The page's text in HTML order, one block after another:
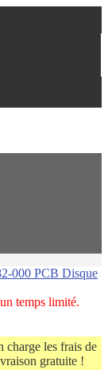
000 PCB Disque
temps limité.
charge les frais de
gratuite !